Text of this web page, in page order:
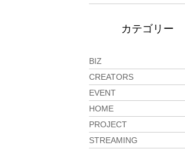
カテゴリー
BIZ
CREATORS
EVENT
HOME
PROJECT
STREAMING